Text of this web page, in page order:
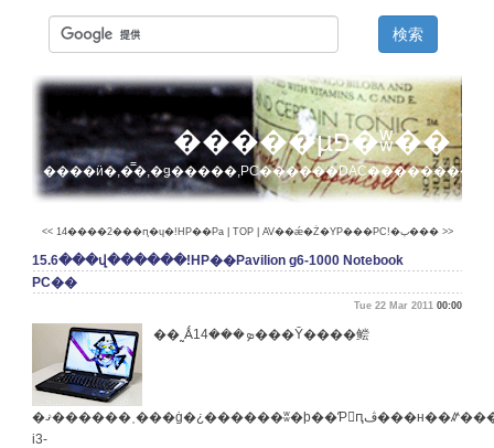
�����µפ�ʬ��
<< 14����2���ԥ�ɥ�!HP��Pa| TOP| AV��ǽ�Ż�ΥΡ���PC!�ٻ��� >>
15.6���վ������!HP��Pavilion g6-1000 Notebook
PC��
Tue 22 Mar 2011 00:00
��˷Ǻܤ���14���Ȳ����鲿
�ޤ������˱���ġ�¿������ʬ�ϸ��Ƥ򥳥ԥڤ���н��ꤽ���������ä���ʾС�Core
i3-